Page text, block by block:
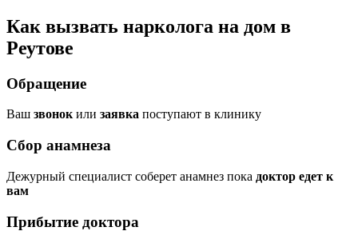
Как вызвать нарколога на дом в
Реутове
Обращение
Ваш звонокили заявка поступают в клинику
Сбор анамнеза
Дежурный специалист соберет анамнез пока доктор едет к
вам
Прибытие доктора